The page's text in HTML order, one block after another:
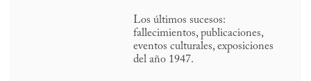
Los últimos sucesos:
fallecimientos, publicaciones,
eventos culturales, exposiciones
del año 1947.